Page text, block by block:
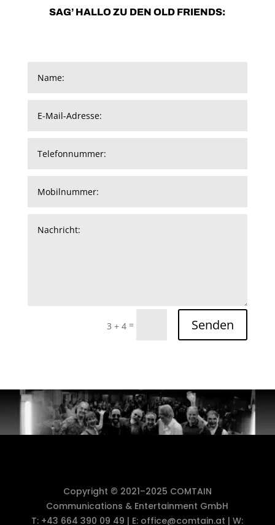
SAG’ HALLO ZU DEN OLD FRIENDS:
3 + 4 = Senden
Copyright © 2021–2025 COMTAIN
Communications & Entertainment GmbH
T: +43 664 390 09 49 | E: office@comtain.at | W: